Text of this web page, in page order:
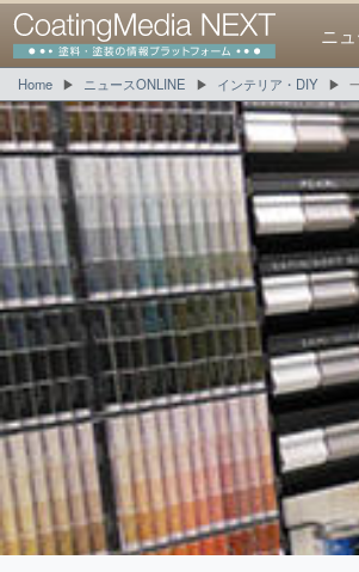
ニ
Home ニュースONLINE インテリア・DIY